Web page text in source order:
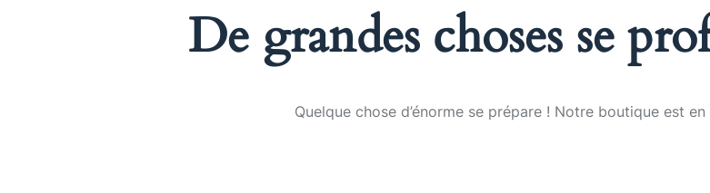
De grandes choses se
Quelque chose d’énorme se prépare ! Notre boutique est